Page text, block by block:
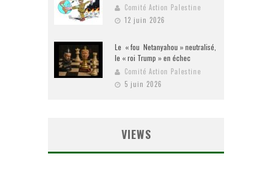
Comité Action Palestine
12 juin 2026
Le « fou Netanyahou » neutralisé,
le « roi Trump » en échec
Comité Action Palestine
5 juin 2026
VIEWS